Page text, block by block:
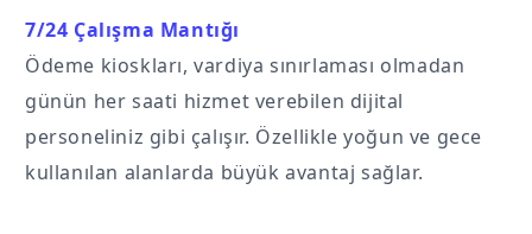
7/24 Çalışma Mantığı
Ödeme kioskları, vardiya sınırlaması olmadan
günün her saati hizmet verebilen dijital
personeliniz gibi çalışır. Özellikle yoğun ve gece
kullanılan alanlarda büyük avantaj sağlar.